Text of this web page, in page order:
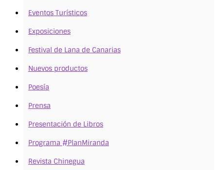
Eventos Turísticos
Exposiciones
Festival de Lana de Canarias
Nuevos productos
Poesía
Prensa
Presentación de Libros
Programa #PlanMiranda
Revista Chinegua